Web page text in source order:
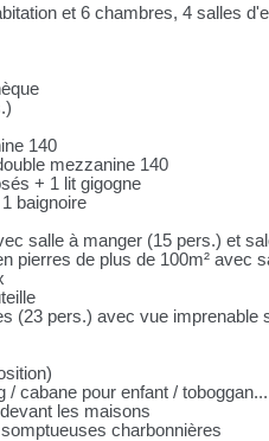
et 6 chambres, 4 salles
140
mezzanine 140
+ 1 lit gigogne
baignoire
salle à manger (15 pers.) et
pierres de plus de 100m² avec
(23 pers.) avec vue imprenable
/ cabane pour enfant / toboggan...
les maisons
charbonnières